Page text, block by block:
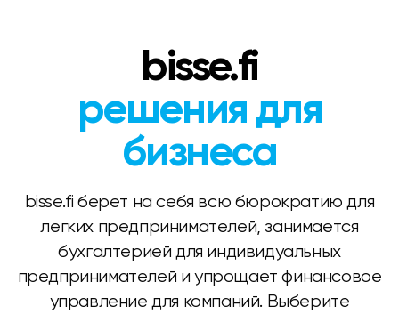
bisse.fi
решения для
бизнеса
bisse.fi берет на себя всю бюрократию для
легких предпринимателей, занимается
бухгалтерией для индивидуальных
предпринимателей и упрощает финансовое
управление для компаний. Выберите